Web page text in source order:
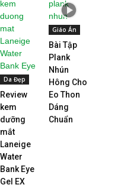
Da Đẹp
Review
kem
dưỡng
mắt
Laneige
Water
Bank Eye
Gel EX
Giáo Án
Bài Tập
Plank
Nhún
Hông Cho
Eo Thon
Dáng
Chuẩn